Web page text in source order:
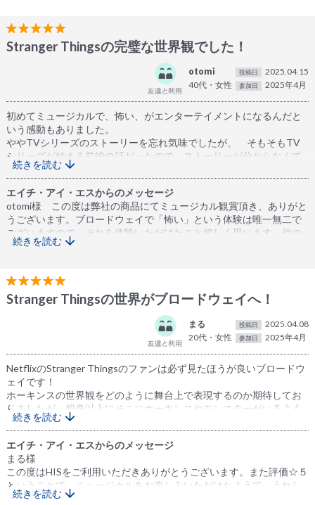
Stranger Thingsの完璧な世界観でした！
otomi
40代・女性
投稿日 2025.04.15
参加日 2025年4月
初めてミュージカルで、怖い、がエンターテイメントになるんだと
いう感動もありました。
ややTVシリーズのストーリーを忘れ気味でしたが、 そもそもTV
シリーズが始まる前編の話だったので、ストーリーが分からなくて
も全く気にならず。 ずっと演技だけかと思いきや、1950年代の音
楽やダンスなど、明るいエンターテイメントもあり、楽しかったで
す。これから、またTVシリーズを見返そうと思います。
続きを読む
エイチ・アイ・エスからのメッセージ
otomi様 この度は弊社の商品にてミュージカル観賞頂き、ありがと
うございます。ブロードウェイで「怖い」という体験は唯一無二で
ございますので、それを体験いただけたこと嬉しく思います。他の
ミュージカルのお申込みもお待ちしております。よろしくお願いい
続きを読む
Stranger Thingsの世界がブロードウェイへ！
まる
20代・女性
投稿日 2025.04.08
参加日 2025年4月
NetflixのStranger Thingsのファンは必ず見たほうが良いブロードウ
ェイです！
ホーキンスの世界観をどのように舞台上で表現するのか期待してお
りましたが、想像以上にそこにホーキンスやモンスターがいるよう
な空間でした！初めてStranger Thingsを見たときの衝撃と同じよう
な衝撃を受け、どんどん物語に引き込まれてしまいました。なぜ
Netflixシリーズが始まったのか、物語の原点とも言える作品でし
た。
続きを読む
エイチ・アイ・エスからのメッセージ
まる様
この度はHISをご利用いただきありがとうございます。また評価☆５
ということで、ミュージカルをお楽しみいただけたようで、うれし
く思います。
続きを読む